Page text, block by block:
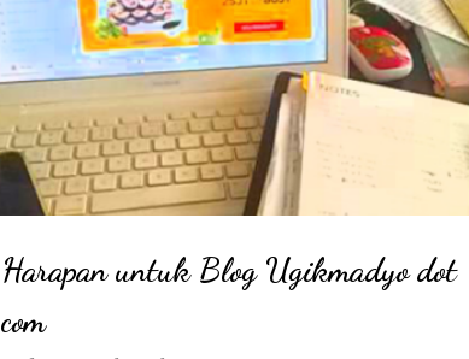
Harapan untuk Blog Ugikmadyo dot
com
BPNRAMADAN2021 PERJALANAN HATI